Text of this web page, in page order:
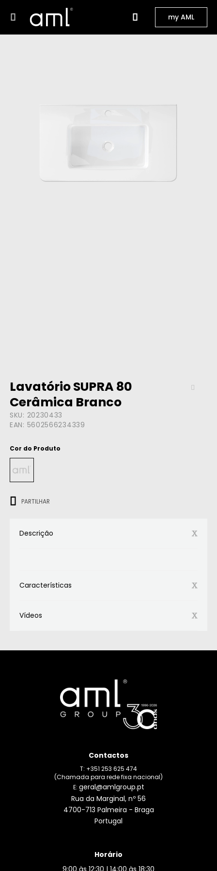
my AML
Lavatório SUPRA 80
Cerâmica Branco
SKU: 20230433
EAN: 5602566234339
Cor do Produto
PARTILHAR
Descrição
Características
Vídeos
Contactos
T: +351 253 625 474
(Chamada para rede fixa nacional)
E: geral@amlgroup.pt
Rua da Marginal, nº 56
4700-713 Palmeira - Braga
Portugal
Horário